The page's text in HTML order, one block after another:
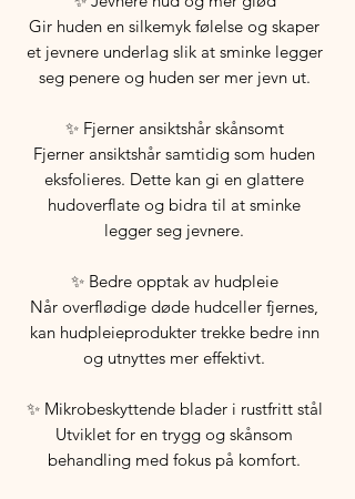
Gir huden en silkemyk følelse og skaper
et jevnere underlag slik at sminke legger
seg penere og huden ser mer jevn ut.
✨ Fjerner ansiktshår skånsomt
Fjerner ansiktshår samtidig som huden
eksfolieres. Dette kan gi en glattere
hudoverflate og bidra til at sminke
legger seg jevnere.
✨ Bedre opptak av hudpleie
Når overflødige døde hudceller fjernes,
kan hudpleieprodukter trekke bedre inn
og utnyttes mer effektivt.
✨ Mikrobeskyttende blader i rustfritt stål
Utviklet for en trygg og skånsom
behandling med fokus på komfort.